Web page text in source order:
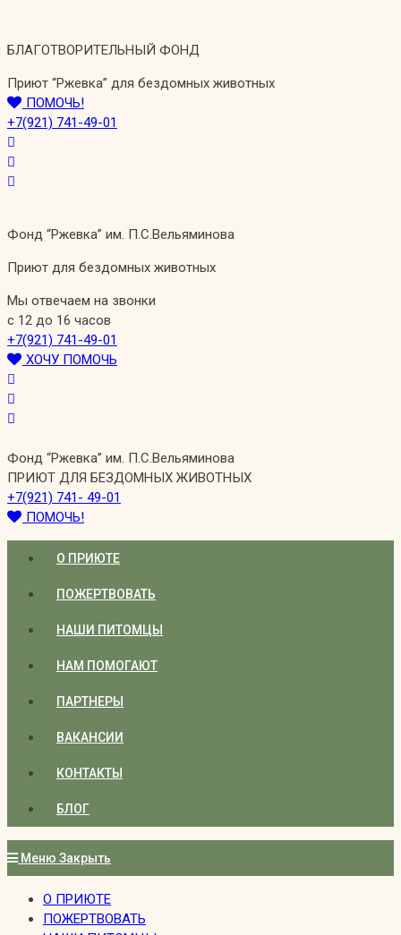
содержимому
БЛАГОТВОРИТЕЛЬНЫЙ ФОНД
Приют “Ржевка” для бездомных животных
ПОМОЧЬ!
+7(921) 741-49-01
Фонд “Ржевка” им. П.С.Вельяминова
Приют для бездомных животных
Мы отвечаем на звонки
с 12 до 16 часов
+7(921) 741-49-01
ХОЧУ ПОМОЧЬ
Фонд “Ржевка” им. П.С.Вельяминова
ПРИЮТ ДЛЯ БЕЗДОМНЫХ ЖИВОТНЫХ
+7(921) 741- 49-01
ПОМОЧЬ!
О ПРИЮТЕ
ПОЖЕРТВОВАТЬ
НАШИ ПИТОМЦЫ
НАМ ПОМОГАЮТ
ПАРТНЕРЫ
ВАКАНСИИ
КОНТАКТЫ
БЛОГ
Меню Закрыть
О ПРИЮТЕ
ПОЖЕРТВОВАТЬ